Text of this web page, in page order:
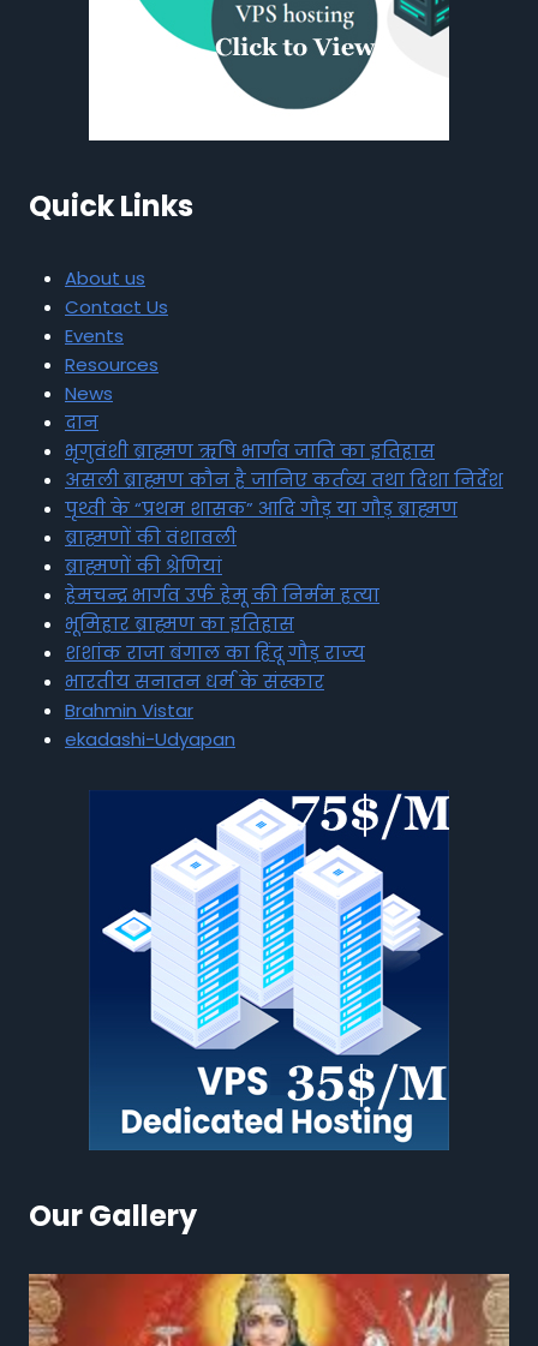
Quick Links
About us
Contact Us
Events
Resources
News
दान
भृगुवंशी ब्राह्मण ऋषि भार्गव जाति का इतिहास
असली ब्राह्मण कौन है जानिए कर्तव्य तथा दिशा निर्देश
पृथ्वी के “प्रथम शासक” आदि गौड़ या गौड़ ब्राह्मण
ब्राह्मणों की वंशावली
ब्राह्मणों की श्रेणियां
हेमचन्द्र भार्गव उर्फ हेमू की निर्मम हत्या
भूमिहार ब्राह्मण का इतिहास
शशांक राजा बंगाल का हिंदू गौड़ राज्य
भारतीय सनातन धर्म के संस्कार
Brahmin Vistar
ekadashi-Udyapan
Our Gallery